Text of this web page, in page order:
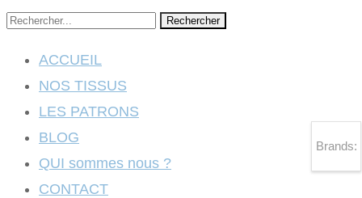
Rechercher
ACCUEIL
NOS TISSUS
LES PATRONS
BLOG
QUI sommes nous ?
CONTACT
Brands: